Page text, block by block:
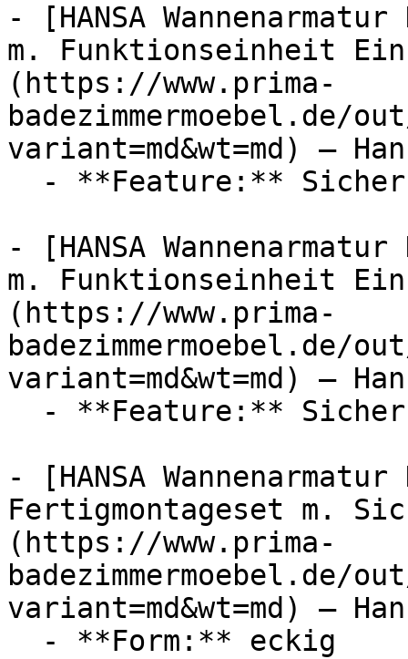
- [HANSA
m. Funktionseinheit
(https://www.prima-
badezimmermoebel.de/
variant=md&wt=md) —
- [HANSA
m. Funktionseinheit
(https://www.prima-
badezimmermoebel.de/
variant=md&wt=md) —
- [HANSA
Fertigmontageset m.
(https://www.prima-
badezimmermoebel.de/
variant=md&wt=md) —